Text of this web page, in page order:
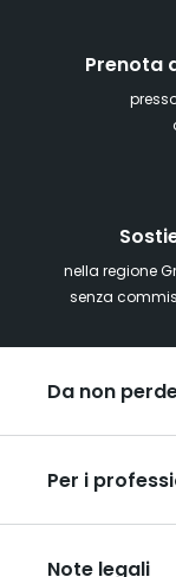
Prenota
nella regione
senza
Da non
Alsazia
Ardenne
Champagne
Per i